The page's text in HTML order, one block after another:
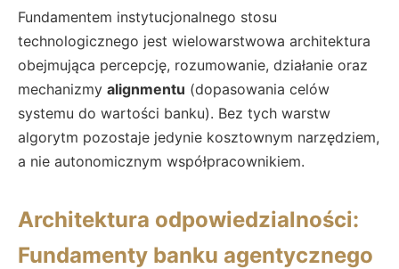
Fundamentem instytucjonalnego stosu
technologicznego jest wielowarstwowa architektura
obejmująca percepcję, rozumowanie, działanie oraz
mechanizmy alignmentu (dopasowania celów
systemu do wartości banku). Bez tych warstw
algorytm pozostaje jedynie kosztownym narzędziem,
a nie autonomicznym współpracownikiem.
Architektura odpowiedzialności:
Fundamenty banku agentycznego